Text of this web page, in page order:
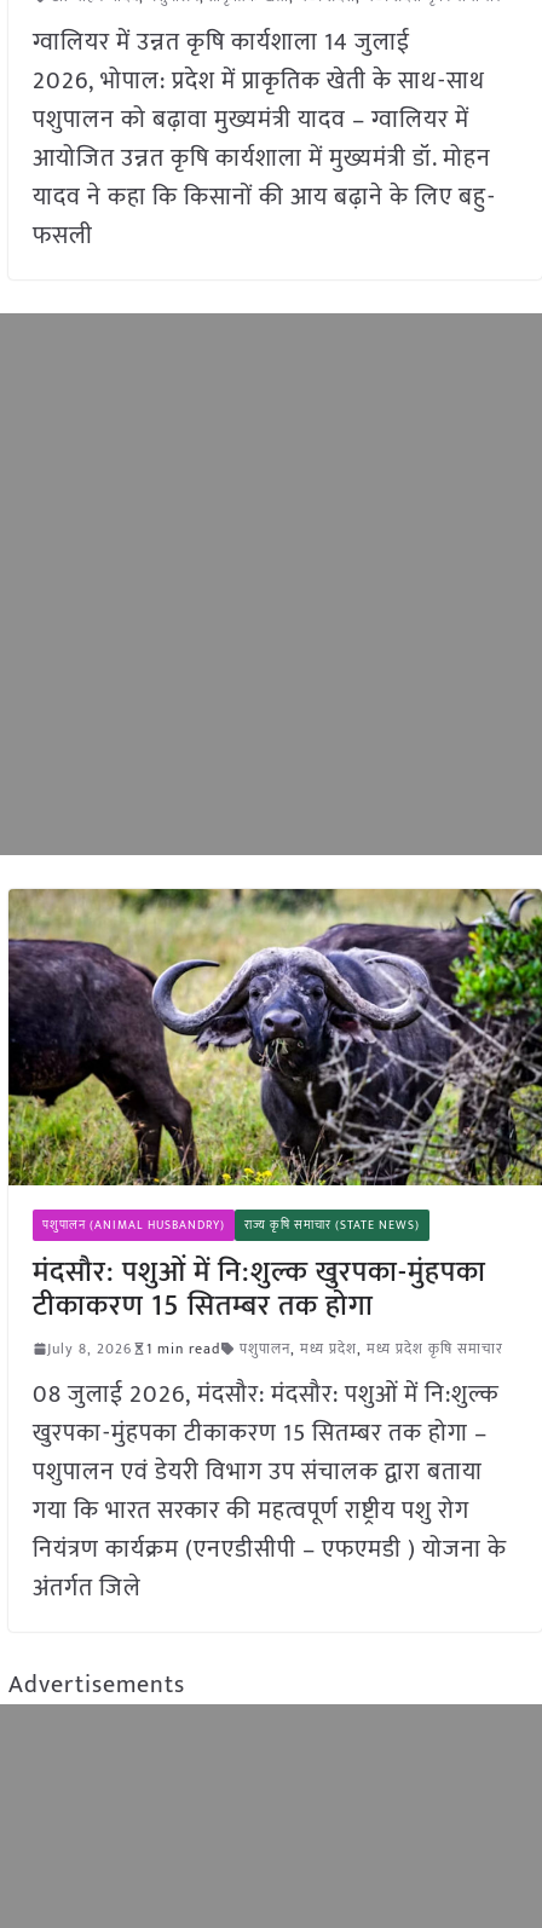
ग्वालियर में उन्नत कृषि कार्यशाला 14 जुलाई
2026, भोपाल: प्रदेश में प्राकृतिक खेती के साथ-साथ
पशुपालन को बढ़ावा मुख्यमंत्री यादव – ग्वालियर में
आयोजित उन्नत कृषि कार्यशाला में मुख्यमंत्री डॉ. मोहन
यादव ने कहा कि किसानों की आय बढ़ाने के लिए बहु-
फसली
पशुपालन (ANIMAL HUSBANDRY) राज्य कृषि समाचार (STATE NEWS)
मंदसौर: पशुओं में नि:शुल्क खुरपका-मुंहपका
टीकाकरण 15 सितम्बर तक होगा
July 8, 2026 1 min read पशुपालन, मध्य प्रदेश, मध्य प्रदेश कृषि समाचार
08 जुलाई 2026, मंदसौर: मंदसौर: पशुओं में नि:शुल्क
खुरपका-मुंहपका टीकाकरण 15 सितम्बर तक होगा –
पशुपालन एवं डेयरी विभाग उप संचालक द्वारा बताया
गया कि भारत सरकार की महत्वपूर्ण राष्ट्रीय पशु रोग
नियंत्रण कार्यक्रम (एनएडीसीपी – एफएमडी ) योजना के
अंतर्गत जिले
Advertisements